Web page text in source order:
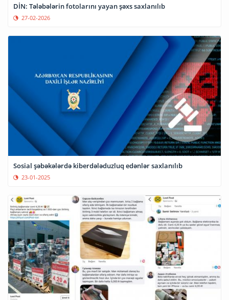
DİN: Tələbələrin fotolarını yayan şəxs saxlanılıb
27-02-2026
Sosial şəbəkələrdə kiberdələduzluq edənlər saxlanılıb
23-01-2025